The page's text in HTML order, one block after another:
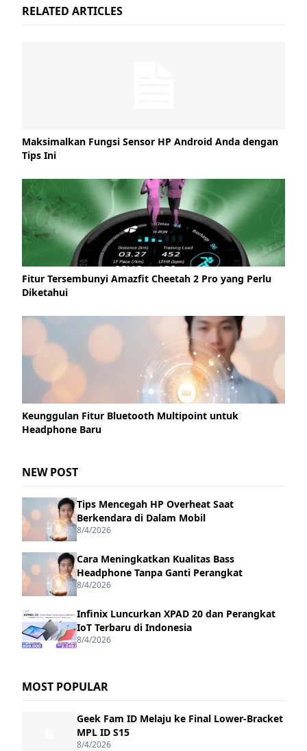
RELATED ARTICLES
Maksimalkan Fungsi Sensor HP Android Anda dengan
Tips Ini
Fitur Tersembunyi Amazfit Cheetah 2 Pro yang Perlu
Diketahui
Keunggulan Fitur Bluetooth Multipoint untuk
Headphone Baru
NEW POST
Tips Mencegah HP Overheat Saat
Berkendara di Dalam Mobil
8/4/2026
Cara Meningkatkan Kualitas Bass
Headphone Tanpa Ganti Perangkat
8/4/2026
Infinix Luncurkan XPAD 20 dan Perangkat
IoT Terbaru di Indonesia
8/4/2026
MOST POPULAR
Geek Fam ID Melaju ke Final Lower-Bracket
MPL ID S15
8/4/2026